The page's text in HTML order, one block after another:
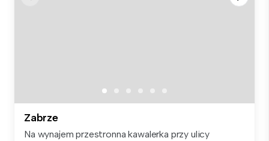
Zabrze
Na wynajem przestronna kawalerka przy ulicy